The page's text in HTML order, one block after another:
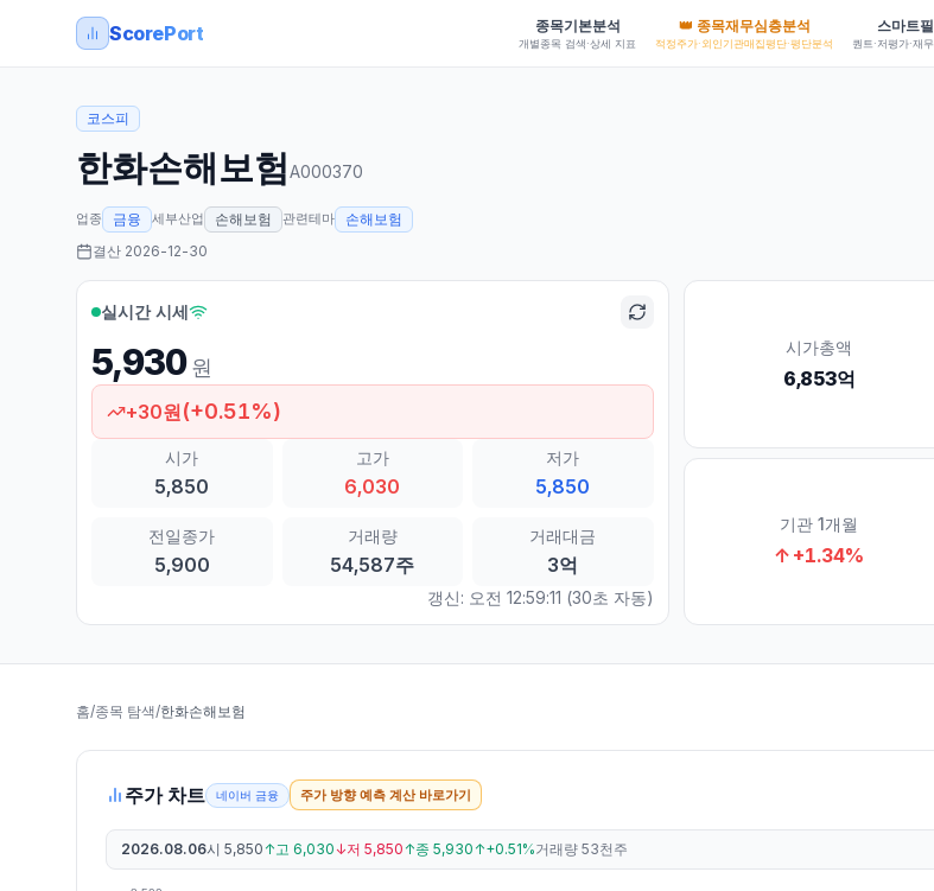
ScorePort 종목기본분석
개별종목 검색·상세 지표
👑 종목재무심층분석
적정주가·외인기관매집평단·평단분석
스마트
퀀트·저평가·재
코스피
한화손해보험A000370
업종 금융 세부산업 손해보험 관련테마
손해보험
결산 2026-12-30
실시간 시세
5,930 원
+30원 (+0.51%)
시가
5,850
고가
6,030
저가
5,850
전일종가
5,900
거래량
54,587주
거래대금
3억
갱신: 오전 12:59:11 (30초 자동)
시가총액
6,853억
기관 1개월
↑ +1.34%
홈/종목 탐색/한화손해보험
주가 차트 네이버 금융 주가 방향 예측 계산 바로가기
2026.08.06시 5,850 ↑고 6,030↓저 5,850 ↑종 5,930 ↑+0.51%거래량 53천주